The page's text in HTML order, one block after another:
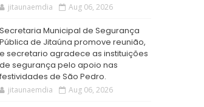
jitaunaemdia Aug 06, 2026
Secretaria Municipal de Segurança
Pública de Jitaúna promove reunião,
e secretario agradece as instituições
de segurança pelo apoio nas
festividades de São Pedro.
jitaunaemdia Aug 06, 2026